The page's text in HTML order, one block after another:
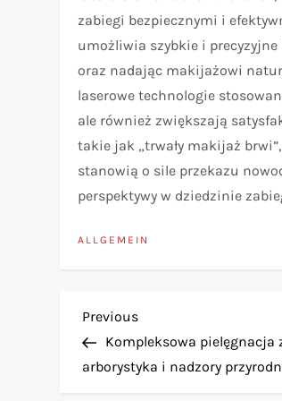
zabiegi bezpiecznymi i
umożliwia szybkie i
oraz nadając makijażowi
laserowe technologie
ale również zwiększają
takie jak „trwały makijaż
stanowią o sile przekazu
perspektywy w dziedzinie
ALLGEMEIN
B
e
Previous
Post
Previous
Kompleksowa pielęgnacja
arborystyka i nadzory